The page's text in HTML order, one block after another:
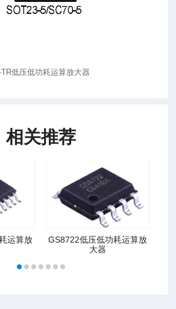
低压低功耗运算放大器
相关推荐
运算放
GS8722低压低功耗运算放
大器